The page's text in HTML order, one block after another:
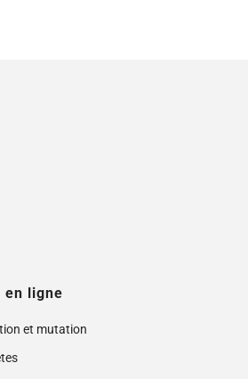
en ligne
et mutation